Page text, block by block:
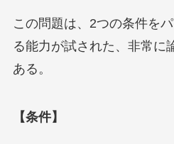
この問題は、2つの条件を
る能力が試された、非常に
ある。
【条件】